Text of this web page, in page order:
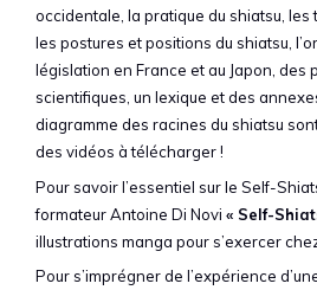
occidentale, la pratique du shiatsu, les
les postures et positions du shiatsu,
législation en France et au Japon, des
scientifiques, un lexique et des
diagramme des racines du shiatsu
des vidéos à télécharger !
Pour savoir l’essentiel sur le Self-
formateur Antoine Di Novi « Self-
illustrations manga pour s’exercer
Pour s’imprégner de l’expérience